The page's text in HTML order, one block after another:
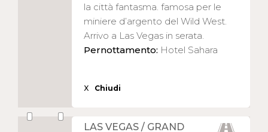
la città fantasma. famosa per le
miniere d’argento del Wild West.
Arrivo a Las Vegas in serata.
Pernottamento: Hotel Sahara
X Chiudi
LAS VEGAS / GRAND